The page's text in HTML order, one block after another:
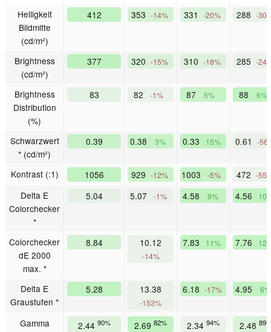
Helligkeit
Bildmitte
(cd/m²)
412 353 -14% 331 -20% 288 -
Brightness
(cd/m²)
377 320 -15% 310 -18% 285 -
Brightness
Distribution
(%)
83 82 -1% 87 5% 88 6%
Schwarzwert
* (cd/m²)
0.39 0.38 3% 0.33 15% 0.61 -
Kontrast (:1) 1056 929 -12% 1003 -5% 472 -
Delta E
Colorchecker
*
5.04 5.07 -1% 4.58 9% 4.56
Colorchecker
dE 2000
max. *
8.84 10.12
-14%
7.83 11% 7.76
Delta E
Graustufen *
5.28 13.38
-153%
6.18 -17% 4.95 6%
Gamma 2.44 90% 2.69 82% 2.34 94% 2.48